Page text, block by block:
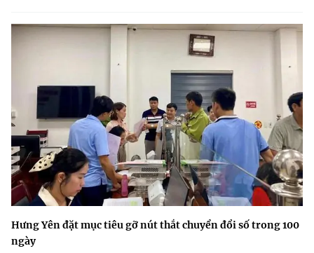
Hưng Yên đặt mục tiêu gỡ nút thắt chuyển đổi số trong 100
ngày